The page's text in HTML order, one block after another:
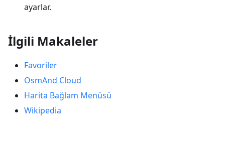
ayarlar.
İlgili Makaleler
Favoriler
OsmAnd Cloud
Harita Bağlam Menüsü
Wikipedia